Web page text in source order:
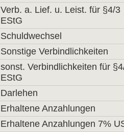
Verb. a. Lief. u. Leist. für §4/3
EStG
Schuldwechsel
Sonstige Verbindlichkeiten
sonst. Verbindlichkeiten für
EStG
Darlehen
Erhaltene Anzahlungen
Erhaltene Anzahlungen 7%